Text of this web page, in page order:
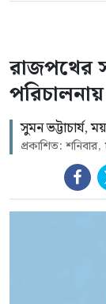
রাজপথের
সুমন ভট্টাচার্য,
প্রকাশিত: